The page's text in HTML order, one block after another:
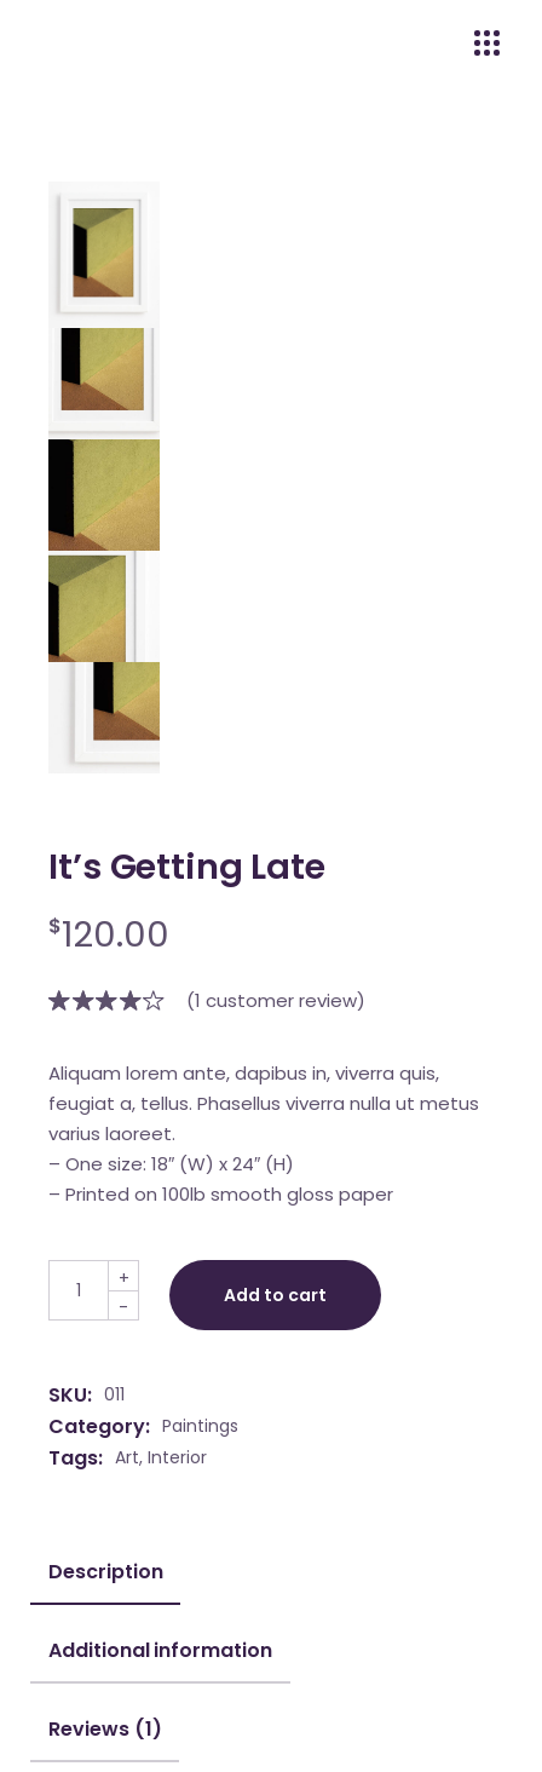
It’s Getting Late
$120.00
(1 customer review)
Aliquam lorem ante, dapibus in, viverra quis,
feugiat a, tellus. Phasellus viverra nulla ut metus
varius laoreet.
– One size: 18″ (W) x 24″ (H)
– Printed on 100lb smooth gloss paper
It's Getting Late quantity
-
+
Add to cart
SKU: 011
Category: Paintings
Tags: Art, Interior
Description
Additional information
Reviews (1)